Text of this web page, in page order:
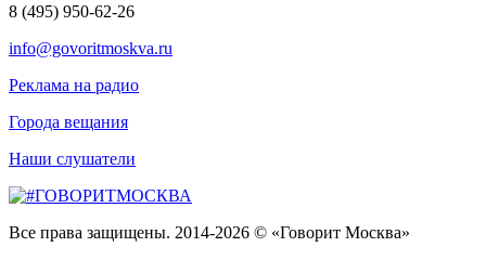
8 (495) 950-62-26
info@govoritmoskva.ru
Реклама на радио
Города вещания
Наши слушатели
Все права защищены. 2014-2026 © «Говорит Москва»